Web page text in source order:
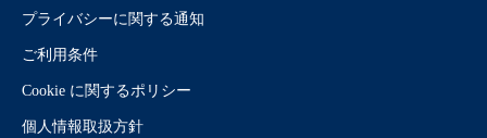
プライバシーに関する通知
ご利用条件
Cookie に関するポリシー
個人情報取扱方針